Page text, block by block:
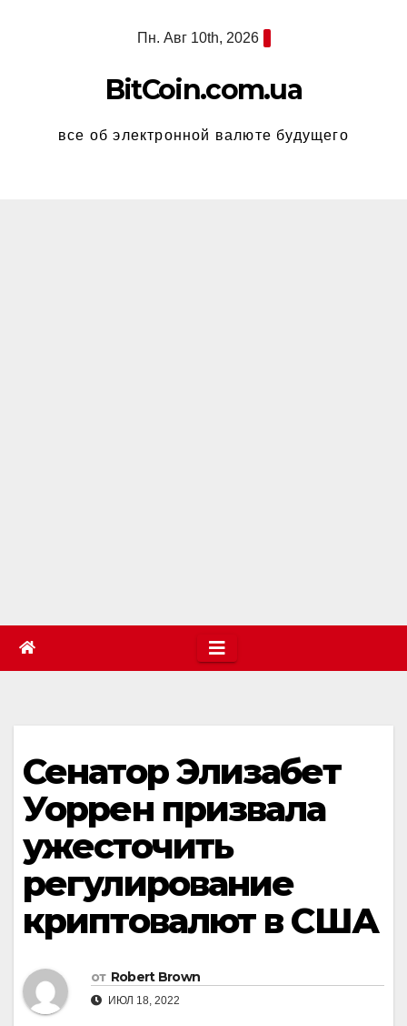
Пн. Авг 10th, 2026
BitCoin.com.ua
все об электронной валюте будущего
Сенатор Элизабет
Уоррен призвала
ужесточить
регулирование
криптовалют в США
от Robert Brown
ИЮЛ 18, 2022